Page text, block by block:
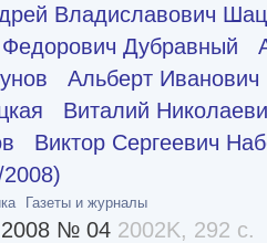
Владиславович
Федорович Дубравный
Альберт
Виталий
Виктор Сергеевич
Газеты и журналы
№ 04 2002K, 292 с.